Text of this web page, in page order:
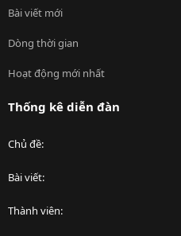
Bài viết mới
Dòng thời gian
Hoạt động mới nhất
Thống kê diễn đàn
Chủ đề
Bài viết
Thành viên